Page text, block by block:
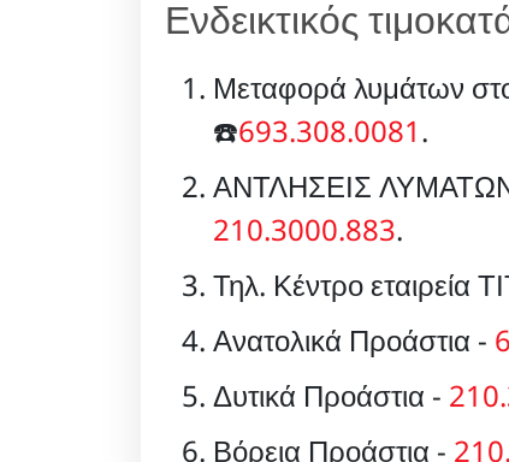
Ενδεικτικός
Μεταφορά λυμάτων
☎️693.308.0081.
ΑΝΤΛΗΣΕΙΣ
210.3000.883.
Τηλ. Κέντρο εταιρεία
Ανατολικά Προάστια -
Δυτικά Προάστια -
Βόρεια Προάστια -